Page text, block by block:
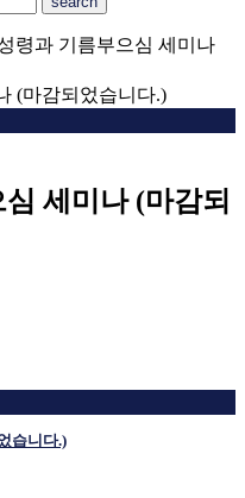
령과 기름부으심 세미나
세미나 (마감되
습니다.)